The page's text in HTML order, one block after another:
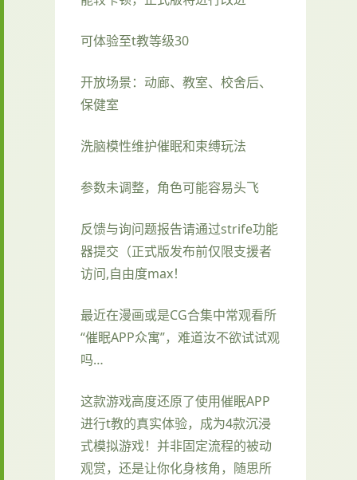
可体验至t教等级30
开放场景：动廊、教室、校舍后、
保健室
洗脑模性维护催眠和束缚玩法
参数未调整，角色可能容易头飞
反馈与询问题报告请通过strife功能
器提交（正式版发布前仅限支援者
访问,自由度max！
最近在漫画或是CG合集中常观看所
“催眠APP众寓”，难道汝不欲试试观
吗…
这款游戏高度还原了使用催眠APP
进行t教的真实体验，成为4款沉浸
式模拟游戏！并非固定流程的被动
观赏，还是让你化身核角，随思所